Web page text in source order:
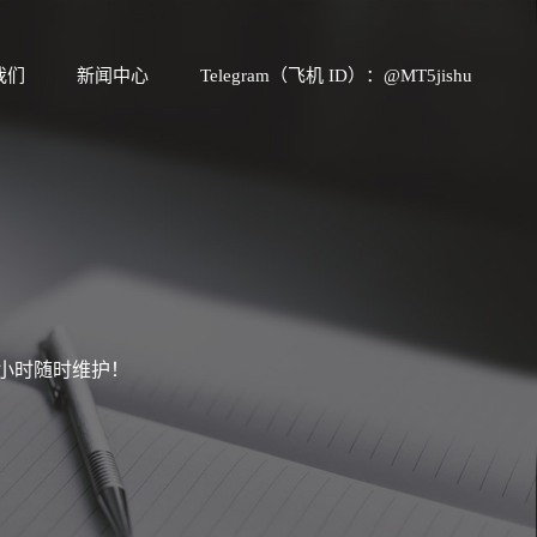
新闻中心 Telegram（飞机 ID）：@MT5jishu
时随时维护！